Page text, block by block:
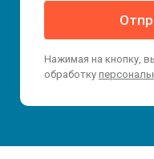
Нажимая на кнопку,
обработку